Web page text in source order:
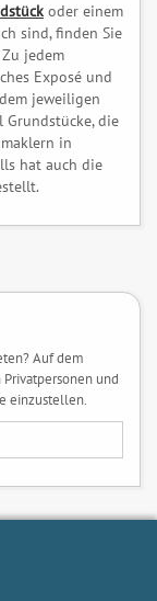
oder einem
sind, finden Sie
jedem
Exposé und
jeweiligen
die
in
hat auch die
Auf dem
und
einzustellen.